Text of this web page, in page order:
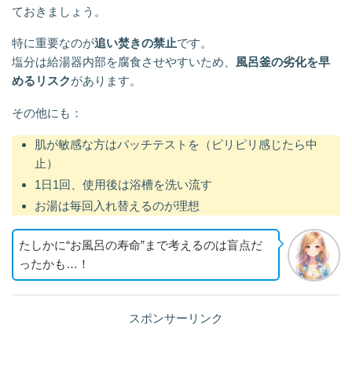
ておきましょう。
特に重要なのが追い焚きの禁止です。
塩分は給湯器内部を腐食させやすいため、 風呂釜の劣化を早
めるリスクがあります。
その他にも：
肌が敏感な方はパッチテストを（ピリピリ感じたら中
止）
1日1回、使用後は浴槽を洗い流す
お湯は毎回入れ替えるのが理想
たしかに“お風呂の寿命”まで考えるのは盲点だ
ったかも…！
スポンサーリンク